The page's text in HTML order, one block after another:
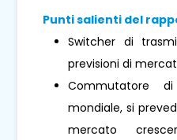
Punti salienti del
Switcher di
previsioni di
Commutatore
mondiale, si
mercato